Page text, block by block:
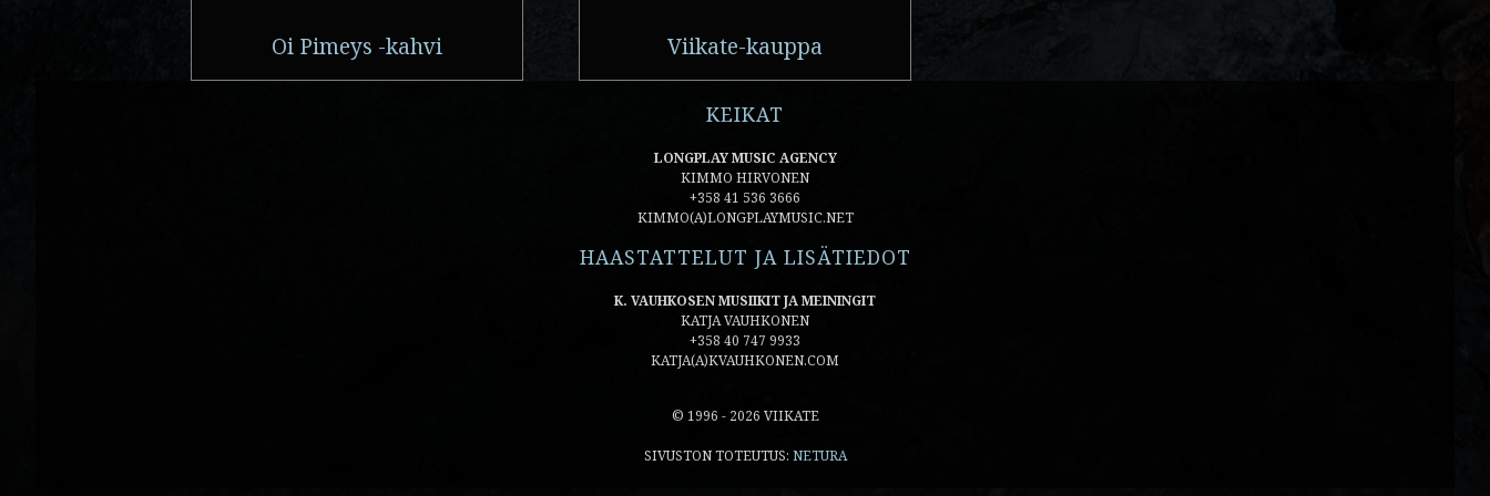
Oi Pimeys -kahvi Viikate-kauppa
KEIKAT
LONGPLAY MUSIC AGENCY
KIMMO HIRVONEN
+358 41 536 3666
KIMMO(A)LONGPLAYMUSIC.NET
HAASTATTELUT JA LISÄTIEDOT
K. VAUHKOSEN MUSIIKIT JA MEININGIT
KATJA VAUHKONEN
+358 40 747 9933
KATJA(A)KVAUHKONEN.COM
© 1996 - 2026 VIIKATE
SIVUSTON TOTEUTUS: NETURA